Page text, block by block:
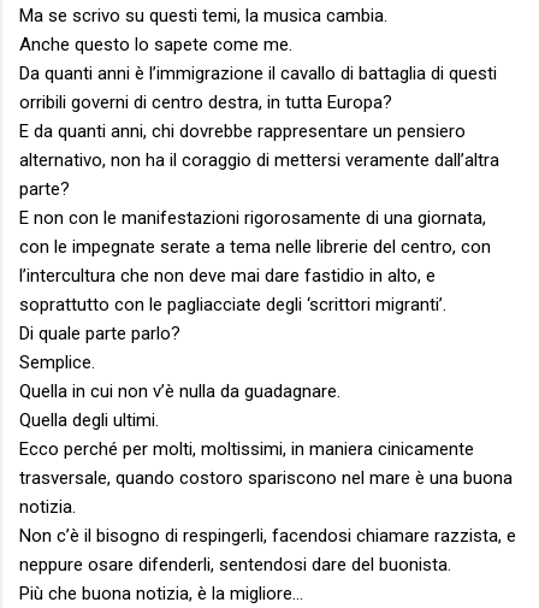
Ma se scrivo su questi temi, la musica cambia.
Anche questo lo sapete come me.
Da quanti anni è l’immigrazione il cavallo di battaglia di questi
orribili governi di centro destra, in tutta Europa?
E da quanti anni, chi dovrebbe rappresentare un pensiero
alternativo, non ha il coraggio di mettersi veramente dall’altra
parte?
E non con le manifestazioni rigorosamente di una giornata,
con le impegnate serate a tema nelle librerie del centro, con
l’intercultura che non deve mai dare fastidio in alto, e
soprattutto con le pagliacciate degli ‘scrittori migranti’.
Di quale parte parlo?
Semplice.
Quella in cui non v’è nulla da guadagnare.
Quella degli ultimi.
Ecco perché per molti, moltissimi, in maniera cinicamente
trasversale, quando costoro spariscono nel mare è una buona
notizia.
Non c’è il bisogno di respingerli, facendosi chiamare razzista, e
neppure osare difenderli, sentendosi dare del buonista.
Più che buona notizia, è la migliore…